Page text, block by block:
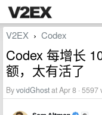
V2EX › Codex
Codex 每增长
额，太有活了
ByvoidGhostat Apr 8 · 5597